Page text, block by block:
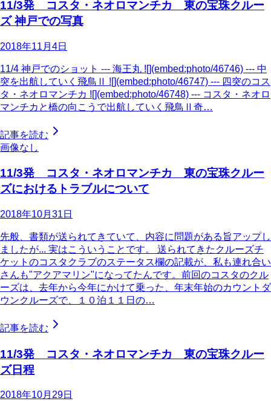
11/3発 コスタ・ネオロマンチカ 東の宝珠クルー
ズ 神戸での写真
2018年11月4日
11/4 神戸でのショット --- 海王丸 ![](embed:photo/46746) --- 中
突を出航していく飛鳥Ⅱ ![](embed:photo/46747) --- 四突のコス
タ・ネオロマンチカ ![](embed:photo/46748) --- コスタ・ネオロ
マンチカと橋の向こうで出航していく飛鳥Ⅱ奇…
記事を読む
画像なし
11/3発 コスタ・ネオロマンチカ 東の宝珠クルー
ズにおけるトラブルについて
2018年10月31日
先般、書類が送られてきていて、内容に問題がある旨アップし
ましたが... 実はこういうことです。 送られてきたクルーズチ
ケットのコスタクラブのステータス欄の記載が、私も連れ合い
さんも"アクアマリン"になってたんです。前回のコスタのクル
ーズは、去年から今年にかけて乗った、年末年始のカウントダ
ウンクルーズで、１０泊１１日の…
記事を読む
11/3発 コスタ・ネオロマンチカ 東の宝珠クルー
ズ日程
2018年10月29日